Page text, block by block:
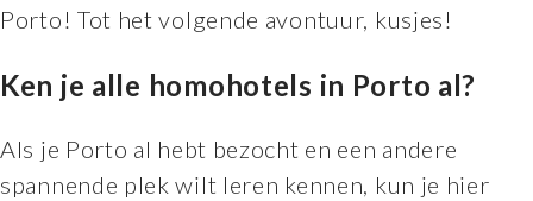
Porto! Tot het volgende avontuur, kusjes!
Ken je alle homohotels in Porto al?
Als je Porto al hebt bezocht en een andere
spannende plek wilt leren kennen, kun je hier